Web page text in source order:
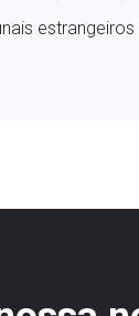
estrangeiros